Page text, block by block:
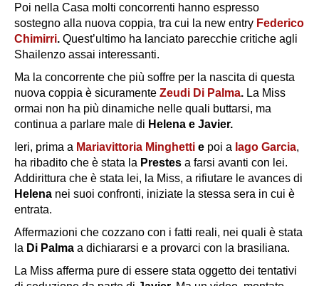
Poi nella Casa molti concorrenti hanno espresso
sostegno alla nuova coppia, tra cui la new entry Federico
Chimirri. Quest’ultimo ha lanciato parecchie critiche agli
Shailenzo assai interessanti.
Ma la concorrente che più soffre per la nascita di questa
nuova coppia è sicuramente Zeudi Di Palma. La Miss
ormai non ha più dinamiche nelle quali buttarsi, ma
continua a parlare male di Helena e Javier.
Ieri, prima a Mariavittoria Minghetti e poi a Iago Garcia,
ha ribadito che è stata la Prestes a farsi avanti con lei.
Addirittura che è stata lei, la Miss, a rifiutare le avances di
Helena nei suoi confronti, iniziate la stessa sera in cui è
entrata.
Affermazioni che cozzano con i fatti reali, nei quali è stata
la Di Palma a dichiararsi e a provarci con la brasiliana.
La Miss afferma pure di essere stata oggetto dei tentativi